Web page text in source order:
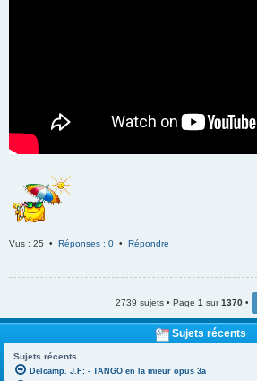
Vus : 25 • Réponses : 0 • Répondre
2739 sujets • Page 1 sur1370 •
Sujets récents
Sujets récents
Delcamp. J.F: - TANGO en la mieur opus 3a